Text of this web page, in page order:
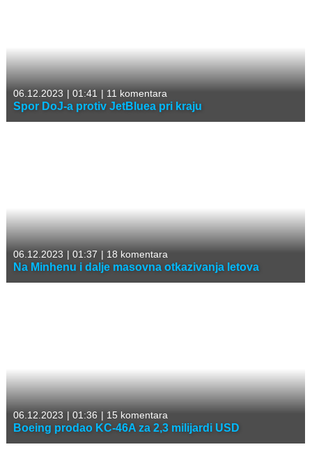
06.12.2023 | 01:41 | 11 komentara
Spor DoJ-a protiv JetBluea pri kraju
06.12.2023 | 01:37 | 18 komentara
Na Minhenu i dalje masovna otkazivanja letova
06.12.2023 | 01:36 | 15 komentara
Boeing prodao KC-46A za 2,3 milijardi USD